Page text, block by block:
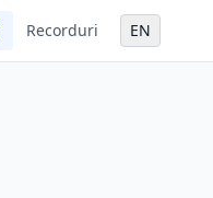
Recorduri EN